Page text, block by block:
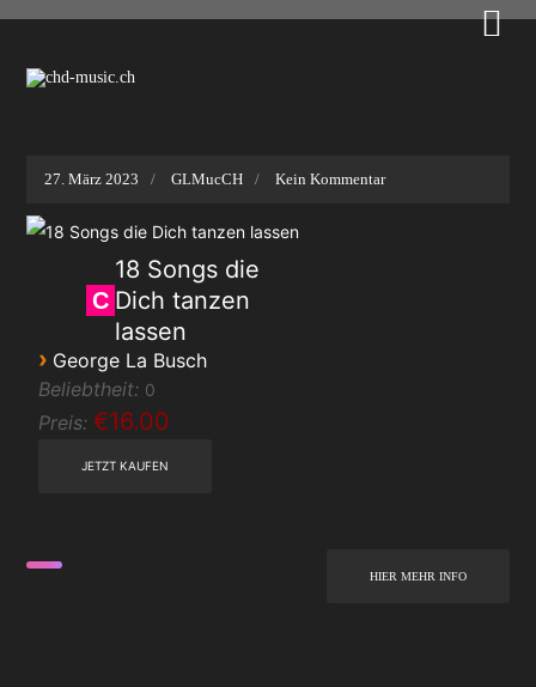

27. März 2023 GLMucCH Kein Kommentar
C
18 Songs die
Dich tanzen
lassen
› George La Busch
Beliebtheit: 0
Preis: €16.00
HIER MEHR INFO